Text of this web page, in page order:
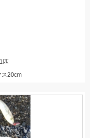
匹
ス20cm